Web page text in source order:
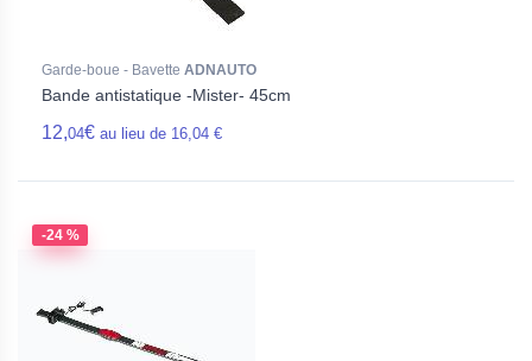
Garde-boue - Bavette ADNAUTO
Bande antistatique -Mister- 45cm
12,04€ au lieu de 16,04 €
-24 %